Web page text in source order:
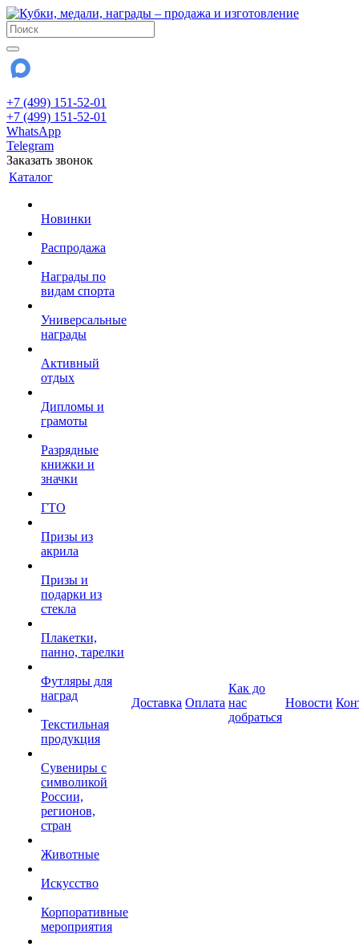
+7 (499) 151-52-01
+7 (499) 151-52-01
WhatsApp
Telegram
Заказать звонок
Каталог
Новинки
Распродажа
Награды по
видам спорта
Универсальные
награды
Активный
отдых
Дипломы и
грамоты
Разрядные
книжки и
значки
ГТО
Призы из
акрила
Призы и
подарки из
стекла
Плакетки,
панно, тарелки
Футляры для
наград
Текстильная
продукция
Сувениры с
символикой
России,
регионов,
стран
Животные
Искусство
Корпоративные
мероприятия
Доставка Оплата
Как до
нас
добраться
Новости